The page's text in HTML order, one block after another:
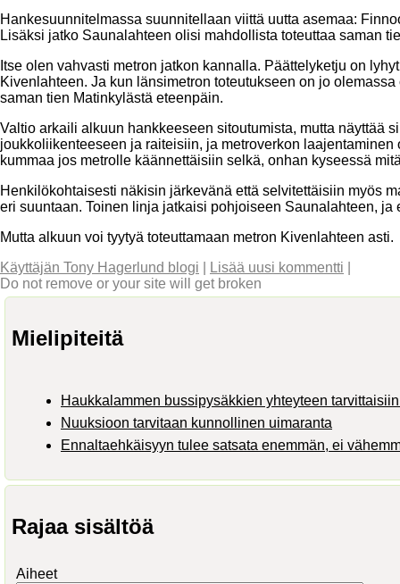
Hankesuunnitelmassa suunnitellaan viittä uutta asemaa:
Lisäksi jatko Saunalahteen olisi mahdollista toteuttaa saman
Itse olen vahvasti metron jatkon kannalla. Päättelyketju on
Kivenlahteen. Ja kun länsimetron toteutukseen on jo
saman tien Matinkylästä eteenpäin.
Valtio arkaili alkuun hankkeeseen sitoutumista, mutta näyttää
joukkoliikenteeseen ja raiteisiin, ja metroverkon
kummaa jos metrolle käännettäisiin selkä, onhan kyseessä
Henkilökohtaisesti näkisin järkevänä että selvitettäisiin myös
eri suuntaan. Toinen linja jatkaisi pohjoiseen Saunalahteen,
Mutta alkuun voi tyytyä toteuttamaan metron Kivenlahteen asti.
Käyttäjän Tony Hagerlund blogi
Lisää uusi kommentti
Do not remove or your site will get broken
Mielipiteitä
Haukkalammen bussipysäkkien yhteyteen
Nuuksioon tarvitaan kunnollinen uimaranta
Ennaltaehkäisyyn tulee satsata enemmän, ei
Rajaa sisältöä
Aiheet